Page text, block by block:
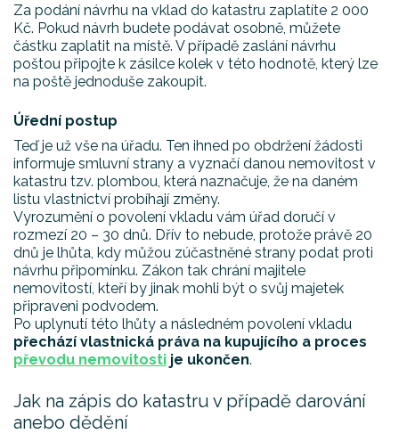
Za podání návrhu na vklad do katastru zaplatíte 2 000
Kč. Pokud návrh budete podávat osobně, můžete
částku zaplatit na místě. V případě zaslání návrhu
poštou připojte k zásilce kolek v této hodnotě, který lze
na poště jednoduše zakoupit.
Úřední postup
Teď je už vše na úřadu. Ten ihned po obdržení žádosti
informuje smluvní strany a vyznačí danou nemovitost v
katastru tzv. plombou, která naznačuje, že na daném
listu vlastnictví probíhají změny.
Vyrozumění o povolení vkladu vám úřad doručí v
rozmezí 20 – 30 dnů. Dřív to nebude, protože právě 20
dnů je lhůta, kdy můžou zúčastněné strany podat proti
návrhu připomínku. Zákon tak chrání majitele
nemovitostí, kteří by jinak mohli být o svůj majetek
připraveni podvodem.
Po uplynutí této lhůty a následném povolení vkladu
přechází vlastnická práva na kupujícího a proces
převodu nemovitosti je ukončen.
Jak na zápis do katastru v případě darování
anebo dědění